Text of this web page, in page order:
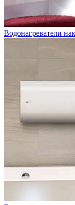
Водонагреватели